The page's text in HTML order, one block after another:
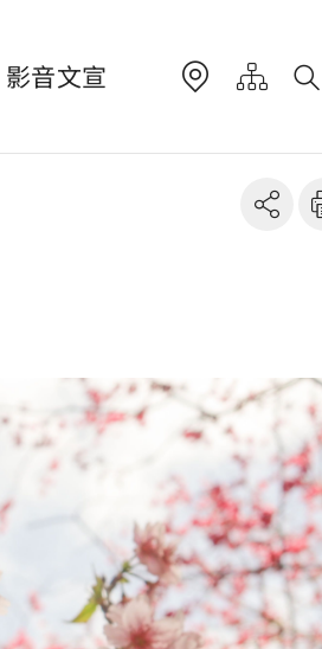
影音文宣